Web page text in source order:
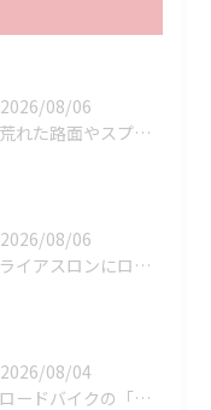
2026/08/06
「荒れた路面やスプリントでボトルが飛んでヒヤッとしたこと、あ...
2026/08/06
トライアスロンにロードバイクはどこまで使える？
2026/08/04
📣ロードバイクの「安定性が不安」という方にオススメ👍